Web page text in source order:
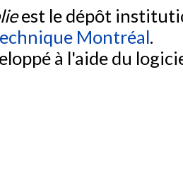
est le dépôt
Montréal.
à l'aide du